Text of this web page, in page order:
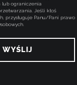
Jeśli ktoś
WYŚLIJ